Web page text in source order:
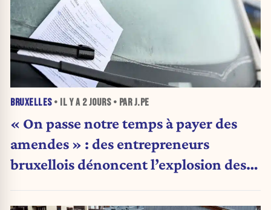
BRUXELLES• IL Y A 2 JOURS• PAR J.PE
« On passe notre temps à payer des
amendes » : des entrepreneurs
bruxellois dénoncent l’explosion des